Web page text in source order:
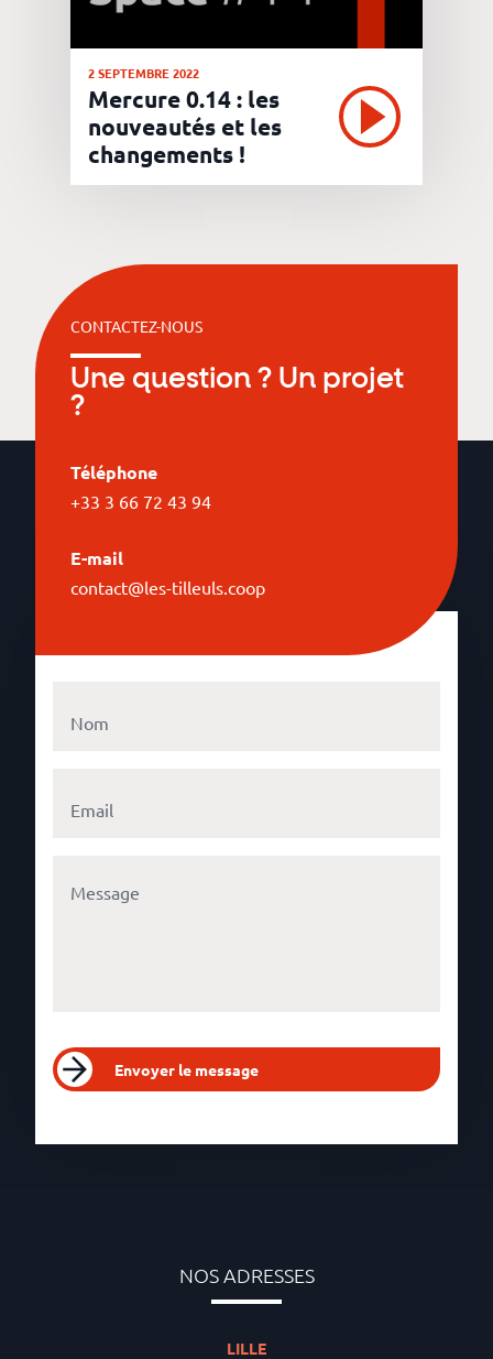
2 SEPTEMBRE 2022
Mercure 0.14 : les
nouveautés et les
changements !
CONTACTEZ-NOUS
Une question ? Un projet
?
Téléphone
+33 3 66 72 43 94
E-mail
contact@les-tilleuls.coop
Envoyer le message
NOS ADRESSES
LILLE